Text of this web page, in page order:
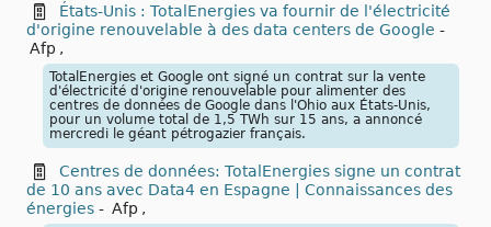
États-Unis : TotalEnergies va fournir de l'électricité
d'origine renouvelable à des data centers de Google -
Afp ,
TotalEnergies et Google ont signé un contrat sur la vente
d'électricité d'origine renouvelable pour alimenter des
centres de données de Google dans l'Ohio aux États-Unis,
pour un volume total de 1,5 TWh sur 15 ans, a annoncé
mercredi le géant pétrogazier français.
Centres de données: TotalEnergies signe un contrat
de 10 ans avec Data4 en Espagne | Connaissances des
énergies - Afp ,